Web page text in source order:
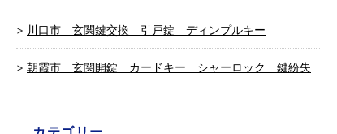
川口市 玄関鍵交換 引戸錠 ディンプルキー
朝霞市 玄関開錠 カードキー シャーロック 鍵紛失